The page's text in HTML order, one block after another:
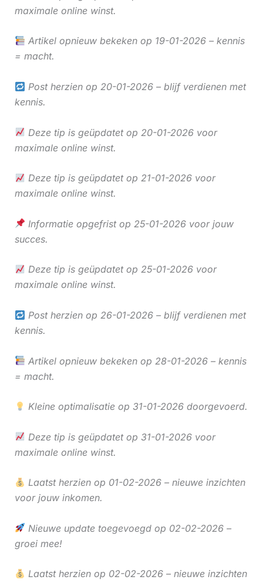
maximale online winst.
Artikel opnieuw bekeken op 19-01-2026 – kennis
= macht.
Post herzien op 20-01-2026 – blijf verdienen met
kennis.
Deze tip is geüpdatet op 20-01-2026 voor
maximale online winst.
Deze tip is geüpdatet op 21-01-2026 voor
maximale online winst.
Informatie opgefrist op 25-01-2026 voor jouw
succes.
Deze tip is geüpdatet op 25-01-2026 voor
maximale online winst.
Post herzien op 26-01-2026 – blijf verdienen met
kennis.
Artikel opnieuw bekeken op 28-01-2026 – kennis
= macht.
Kleine optimalisatie op 31-01-2026 doorgevoerd.
Deze tip is geüpdatet op 31-01-2026 voor
maximale online winst.
Laatst herzien op 01-02-2026 – nieuwe inzichten
voor jouw inkomen.
Nieuwe update toegevoegd op 02-02-2026 –
groei mee!
Laatst herzien op 02-02-2026 – nieuwe inzichten